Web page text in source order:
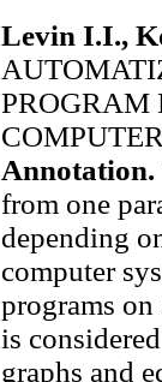
Levin I.I.,
PROGRAM
Annotation.
from one
depending
computer
programs
is
graphs and